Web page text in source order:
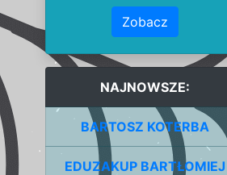
Zobacz
NAJNOWSZE:
BARTOSZ KOTERBA
EDUZAKUP BARTŁOMIEJ